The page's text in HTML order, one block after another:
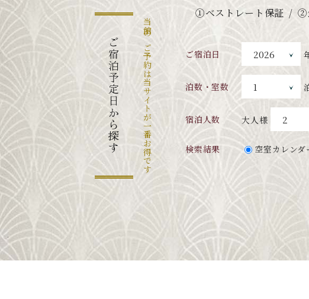
ご宿泊予定日から探す当館のご予約は当サイトが一番お得です
①ベストレート保証 ②
ご宿泊日
泊数・室数
宿泊人数 大人様
検索結果 空室カレンダ